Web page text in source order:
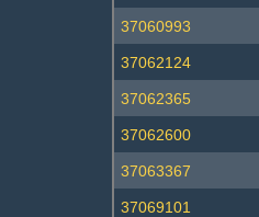
37060993
37062124
37062365
37062600
37063367
37069101